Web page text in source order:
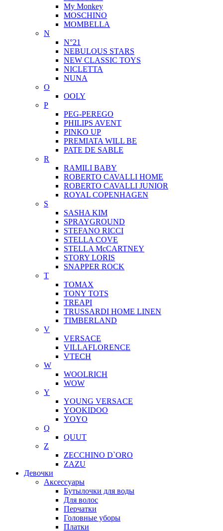
My Monkey
MOSCHINO
MOMBELLA
N
N°21
NEBULOUS STARS
NEW CLASSIC TOYS
NICLETTA
NUNA
O
OOLY
P
PEG-PEREGO
PHILIPS AVENT
PINKO UP
PREMIATA WILL BE
PATE DE SABLE
R
RAMILI BABY
ROBERTO CAVALLI HOME
ROBERTO CAVALLI JUNIOR
ROYAL COPENHAGEN
S
SASHA KIM
SPRAYGROUND
STEFANO RICCI
STELLA COVE
STELLA McCARTNEY
STORY LORIS
SNAPPER ROCK
T
TOMAX
TONY TOTS
TREAPI
TRUSSARDI HOME LINEN
TIMBERLAND
V
VERSACE
VILLAFLORENCE
VTECH
W
WOOLRICH
WOW
Y
YOUNG VERSACE
YOOKIDOO
YOYO
Q
QUUT
Z
ZECCHINO D`ORO
ZAZU
Девочки
Аксессуары
Бутылочки для воды
Для волос
Перчатки
Головные уборы
Платки